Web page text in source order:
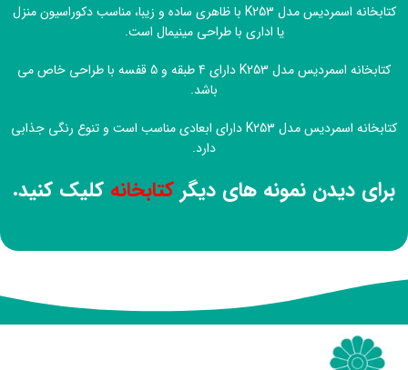
کتابخانه اسمردیس مدل K253 با ظاهری ساده و زیبا، مناسب دکوراسیون منزل
یا اداری با طراحی مینیمال است.
کتابخانه اسمردیس مدل K253 دارای 4 طبقه و 5 قفسه با طراحی خاص می
باشد.
کتابخانه اسمردیس مدل K253 دارای ابعادی مناسب است و تنوع رنگی جذابی
دارد.
برای دیدن نمونه های دیگر کتابخانه کلیک کنید.